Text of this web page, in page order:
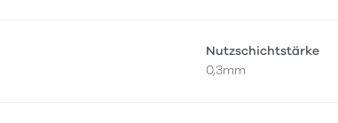
Nutzschichtstärke
0,3mm